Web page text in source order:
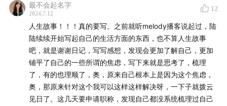
债券或股票等金融工具的买卖活动。相比一级市场（即上市
阶段），二级市场的特点在于采用场外交易的方式，投资者
通过经纪人而非直接交易平台操作，实现交易过程中的盈
亏。投资者可能会基于自身的资金来源（银行、券商自营资
金、理财资金或基金）建立并优化资产配置，包含单资产投
资如债券或股票，以及多资产投资，从大类资产配置角度出
发（例如股票、债券、黄金等），细分到具体的投资策略，
并根据市场变化动态调整组合以实现收益最大化。
最不会起名字
2024.7.12
12
人生故事！！！真的要写。之前就听melody播客说起过，陆
陆续续开始写起自己的生活方面的东西，也不算人生故事
吧，就是谢谢日记，写写感想，发现会更加了解自己，更加
铺平了自己的一些所谓的焦虑，写下来就是思考了，梳理
了，有的也理顺了，奥，原来自己根本上是因为这个焦虑，
奥，那原来针对这个我可以这样这样解决呀，一下子就拨云
见日了。这几天要申请职称，发现自己都没系统梳理过自己